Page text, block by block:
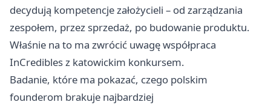
decydują kompetencje założycieli – od zarządzania
zespołem, przez sprzedaż, po budowanie produktu.
Właśnie na to ma zwrócić uwagę współpraca
InCredibles z katowickim konkursem.
Badanie, które ma pokazać, czego polskim
founderom brakuje najbardziej